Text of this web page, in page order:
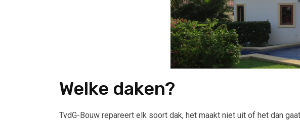
Welke daken?
TvdG-Bouw repareert elk soort dak, het maakt niet uit of het dan